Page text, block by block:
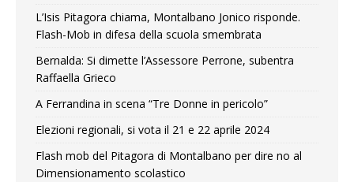
L’Isis Pitagora chiama, Montalbano Jonico risponde.
Flash-Mob in difesa della scuola smembrata
Bernalda: Si dimette l’Assessore Perrone, subentra
Raffaella Grieco
A Ferrandina in scena “Tre Donne in pericolo”
Elezioni regionali, si vota il 21 e 22 aprile 2024
Flash mob del Pitagora di Montalbano per dire no al
Dimensionamento scolastico